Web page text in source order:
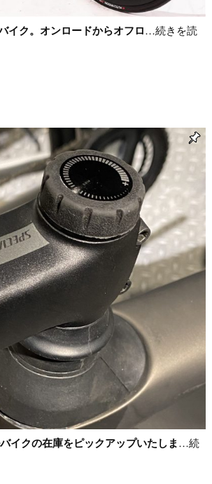
イク。オンロードからオフロ …続きを読
イクの在庫をピックアップいたしま …続